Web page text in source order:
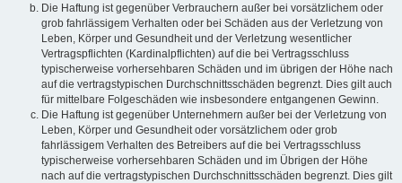
Die Haftung ist gegenüber Verbrauchern außer bei vorsätzlichem oder
grob fahrlässigem Verhalten oder bei Schäden aus der Verletzung von
Leben, Körper und Gesundheit und der Verletzung wesentlicher
Vertragspflichten (Kardinalpflichten) auf die bei Vertragsschluss
typischerweise vorhersehbaren Schäden und im übrigen der Höhe nach
auf die vertragstypischen Durchschnittsschäden begrenzt. Dies gilt auch
für mittelbare Folgeschäden wie insbesondere entgangenen Gewinn.
Die Haftung ist gegenüber Unternehmern außer bei der Verletzung von
Leben, Körper und Gesundheit oder vorsätzlichem oder grob
fahrlässigem Verhalten des Betreibers auf die bei Vertragsschluss
typischerweise vorhersehbaren Schäden und im Übrigen der Höhe
nach auf die vertragstypischen Durchschnittsschäden begrenzt. Dies gilt